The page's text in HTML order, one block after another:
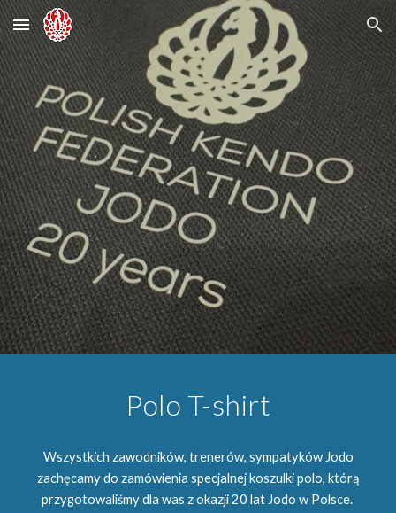
Skip to main content Skip to navigation
Polo T-shirt
Wszystkich zawodników, trenerów, sympatyków Jodo
zachęcamy do zamówienia specjalnej koszulki polo, którą
przygotowaliśmy dla was z okazji 20 lat Jodo w Polsce.